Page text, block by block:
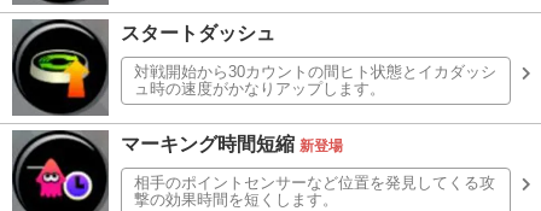
スタートダッシュ
対戦開始から30カウントの間ヒト状態とイカダッシ
ュ時の速度がかなりアップします。
マーキング時間短縮 新登場
相手のポイントセンサーなど位置を発見してくる攻
撃の効果時間を短くします。